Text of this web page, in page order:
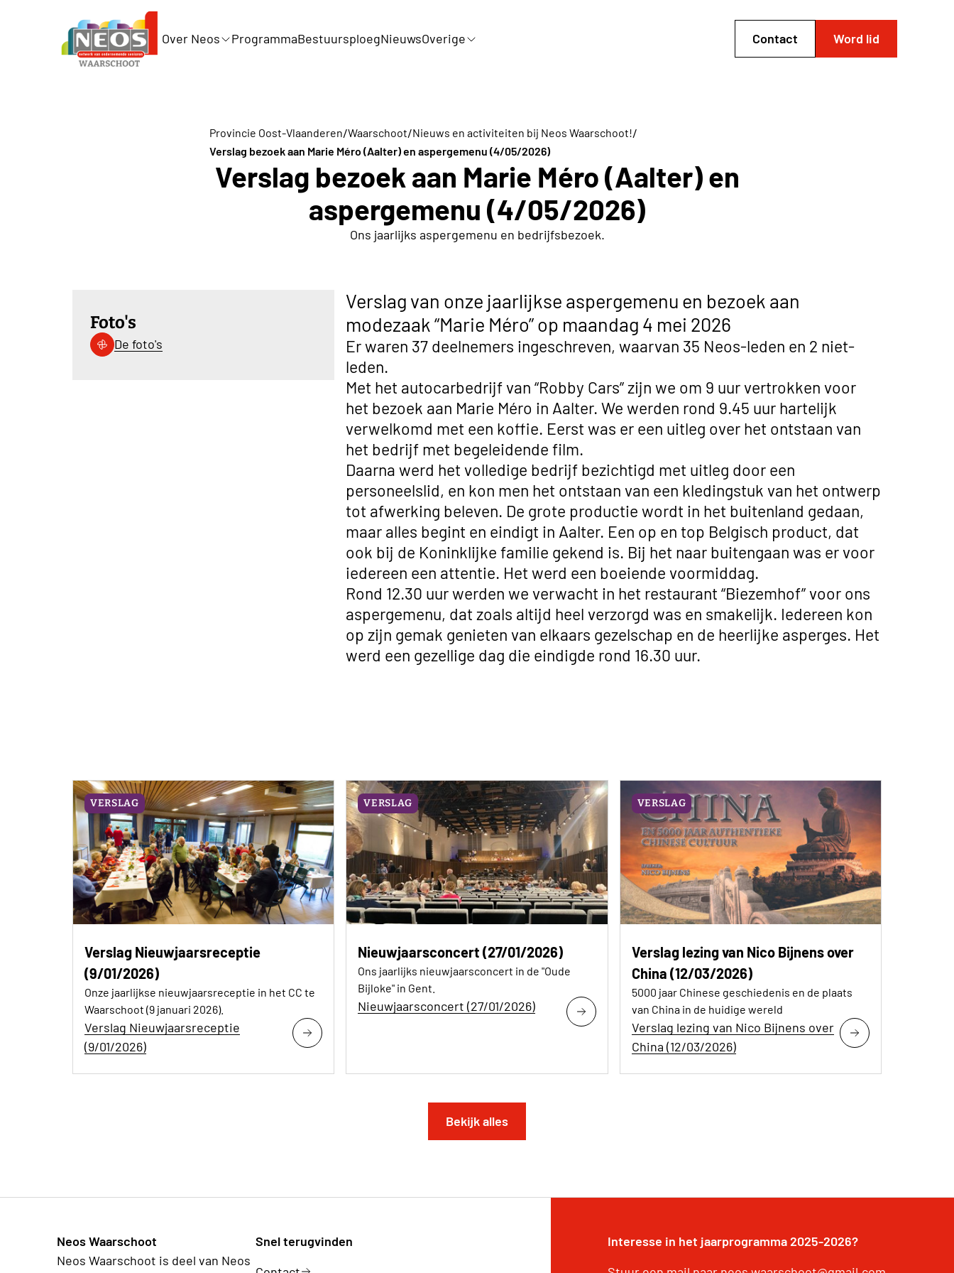
Over Neos ProgrammaBestuursploegNieuwsOverige Contact Word lid
Provincie Oost-Vlaanderen/Waarschoot/Nieuws en activiteiten bij Neos Waarschoot!/
Verslag bezoek aan Marie Méro (Aalter) en aspergemenu (4/05/2026)
Verslag bezoek aan Marie Méro (Aalter) en
aspergemenu (4/05/2026)
Ons jaarlijks aspergemenu en bedrijfsbezoek.
Foto's
De foto's
Verslag van onze jaarlijkse aspergemenu en bezoek aan
modezaak “Marie Méro” op maandag 4 mei 2026
Er waren 37 deelnemers ingeschreven, waarvan 35 Neos-leden en 2 niet-
leden.
Met het autocarbedrijf van “Robby Cars” zijn we om 9 uur vertrokken voor
het bezoek aan Marie Méro in Aalter. We werden rond 9.45 uur hartelijk
verwelkomd met een koffie. Eerst was er een uitleg over het ontstaan van
het bedrijf met begeleidende film.
Daarna werd het volledige bedrijf bezichtigd met uitleg door een
personeelslid, en kon men het ontstaan van een kledingstuk van het ontwerp
tot afwerking beleven. De grote productie wordt in het buitenland gedaan,
maar alles begint en eindigt in Aalter. Een op en top Belgisch product, dat
ook bij de Koninklijke familie gekend is. Bij het naar buitengaan was er voor
iedereen een attentie. Het werd een boeiende voormiddag.
Rond 12.30 uur werden we verwacht in het restaurant “Biezemhof” voor ons
aspergemenu, dat zoals altijd heel verzorgd was en smakelijk. Iedereen kon
op zijn gemak genieten van elkaars gezelschap en de heerlijke asperges. Het
werd een gezellige dag die eindigde rond 16.30 uur.
VERSLAG
Verslag Nieuwjaarsreceptie
(9/01/2026)
Onze jaarlijkse nieuwjaarsreceptie in het CC te
Waarschoot (9 januari 2026).
Verslag Nieuwjaarsreceptie
(9/01/2026)
VERSLAG
Nieuwjaarsconcert (27/01/2026)
Ons jaarlijks nieuwjaarsconcert in de "Oude
Bijloke" in Gent.
Nieuwjaarsconcert (27/01/2026)
VERSLAG
Verslag lezing van Nico Bijnens over
China (12/03/2026)
5000 jaar Chinese geschiedenis en de plaats
van China in de huidige wereld
Verslag lezing van Nico Bijnens over
China (12/03/2026)
Bekijk alles
Neos Waarschoot
Neos Waarschoot is deel van Neos
Snel terugvinden
Interesse in het jaarprogramma 2025-2026?